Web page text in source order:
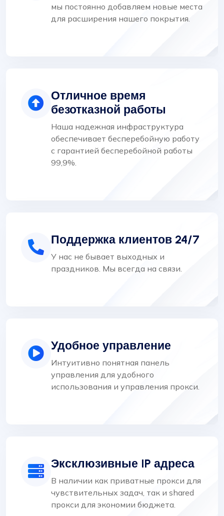
мы постоянно добавляем новые места
для расширения нашего покрытия.
Отличное время
безотказной работы
Наша надежная инфраструктура
обеспечивает бесперебойную работу
с гарантией бесперебойной работы
99,9%.
Поддержка клиентов 24/7
У нас не бывает выходных и
праздников. Мы всегда на связи.
Удобное управление
Интуитивно понятная панель
управления для удобного
использования и управления прокси.
Эксклюзивные IP адреса
В наличии как приватные прокси для
чувствительных задач, так и shared
прокси для экономии бюджета.